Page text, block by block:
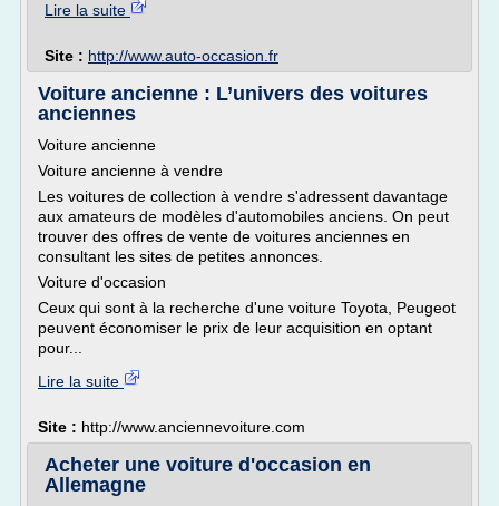
Lire la suite
Site : http://www.auto-occasion.fr
Voiture ancienne : L’univers des voitures
anciennes
Voiture ancienne
Voiture ancienne à vendre
Les voitures de collection à vendre s'adressent davantage
aux amateurs de modèles d'automobiles anciens. On peut
trouver des offres de vente de voitures anciennes en
consultant les sites de petites annonces.
Voiture d'occasion
Ceux qui sont à la recherche d'une voiture Toyota, Peugeot
peuvent économiser le prix de leur acquisition en optant
pour...
Lire la suite
Site : http://www.anciennevoiture.com
Acheter une voiture d'occasion en
Allemagne